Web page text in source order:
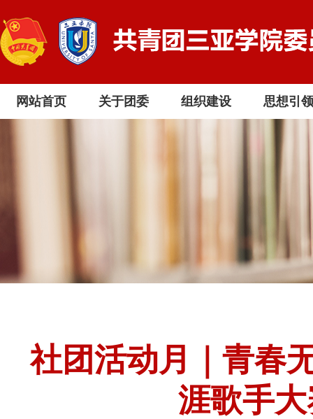
网站首页 关于团委 组织建设 思想引领
社团活动月｜青春
涯歌手